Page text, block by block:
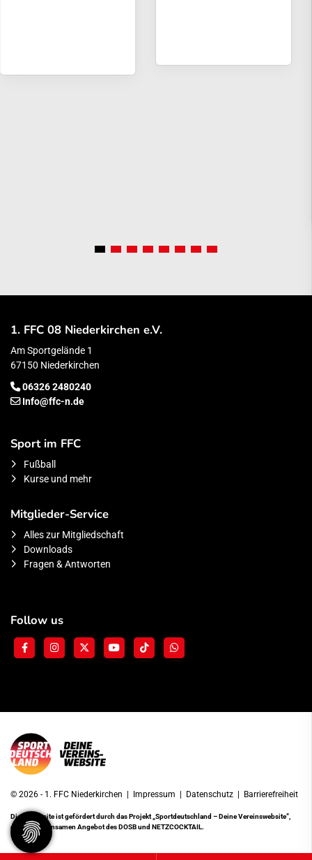
1. FFC 08 Niederkirchen e.V.
Am Sportgelände 1
67150 Niederkirchen
06326 2480240
Info@ffc-n.de
Sport im FFC
Fußball
Kurse und mehr
Mitglieder-Service
Alles zur Mitgliedschaft
Downloads
Fragen & Antworten
Follow us
© 2026 - 1. FFC Niederkirchen | Impressum | Datenschutz | Barrierefreiheit
Diese Website ist gefördert durch das Projekt„Sportdeutschland – Deine Vereinswebsite”,
einem gemeinsamen Angebot des DOSB und NETZCOCKTAIL.